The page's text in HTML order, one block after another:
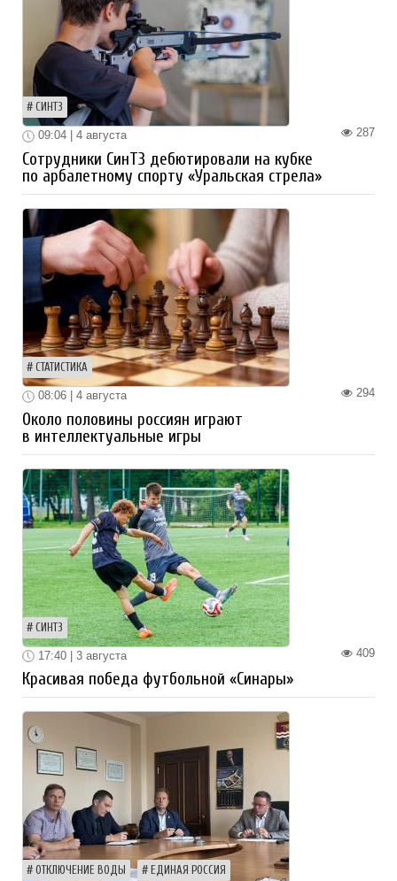
СИНТЗ
287
09:04 | 4 августа
Сотрудники СинТЗ дебютировали на кубке
по арбалетному спорту «Уральская стрела»
СТАТИСТИКА
294
08:06 | 4 августа
Около половины россиян играют
в интеллектуальные игры
СИНТЗ
409
17:40 | 3 августа
Красивая победа футбольной «Синары»
ОТКЛЮЧЕНИЕ ВОДЫ ЕДИНАЯ РОССИЯ